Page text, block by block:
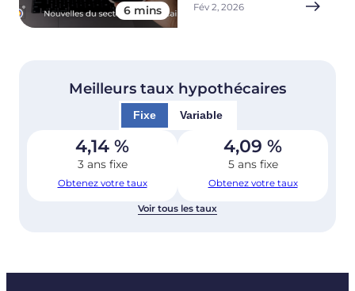
6 mins Fév 2, 2026
Meilleurs taux hypothécaires
Fixe Variable
4,14 %
3 ans fixe
Obtenez votre taux
4,09 %
5 ans fixe
Obtenez votre taux
Voir tous les taux